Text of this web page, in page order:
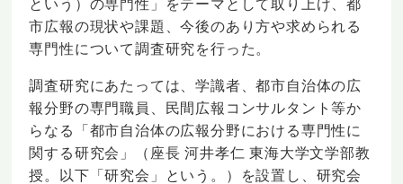
という）の専門性」をテーマとして取り上げ、都
市広報の現状や課題、今後のあり方や求められる
専門性について調査研究を行った。
調査研究にあたっては、学識者、都市自治体の広
報分野の専門職員、民間広報コンサルタント等か
らなる「都市自治体の広報分野における専門性に
関する研究会」（座長 河井孝仁 東海大学文学部教
授。以下「研究会」という。）を設置し、研究会